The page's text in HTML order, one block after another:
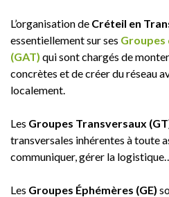
L’organisation de Créteil en
essentiellement sur ses Groupes
(GAT) qui sont chargés de
concrètes et de créer du réseau
localement.
Les Groupes Transversaux
transversales inhérentes à toute
communiquer, gérer la logistique…
Les Groupes Éphémères (GE)